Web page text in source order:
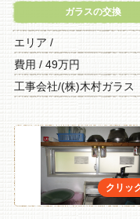
ガラスの交換
エリア /
費用 / 49万円
工事会社/(株)木村ガラス